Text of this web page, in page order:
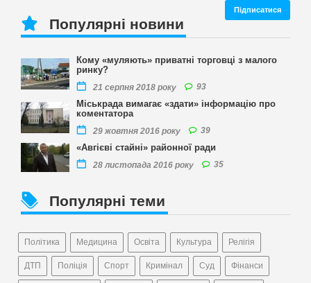
Популярні новини
Кому «муляють» приватні торговці з малого
ринку?
21 серпня 2018 року 93
Міськрада вимагає «здати» інформацію про
коментатора
29 жовтня 2016 року 39
«Авгієві стайні» районної ради
28 листопада 2016 року 35
Популярні теми
Політика Медицина Освіта Культура Релігія
ДТП Поліція Спорт Кримінал Суд Фінанси